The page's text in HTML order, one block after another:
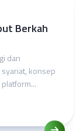
Berkah
dan
konsep